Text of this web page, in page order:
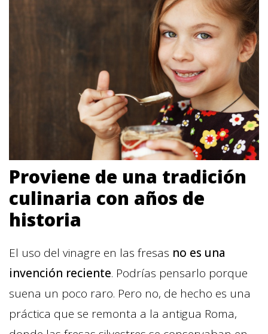
Proviene de una tradición
culinaria con años de
historia
El uso del vinagre en las fresas no es una
invención reciente. Podrías pensarlo porque
suena un poco raro. Pero no, de hecho es una
práctica que se remonta a la antigua Roma,